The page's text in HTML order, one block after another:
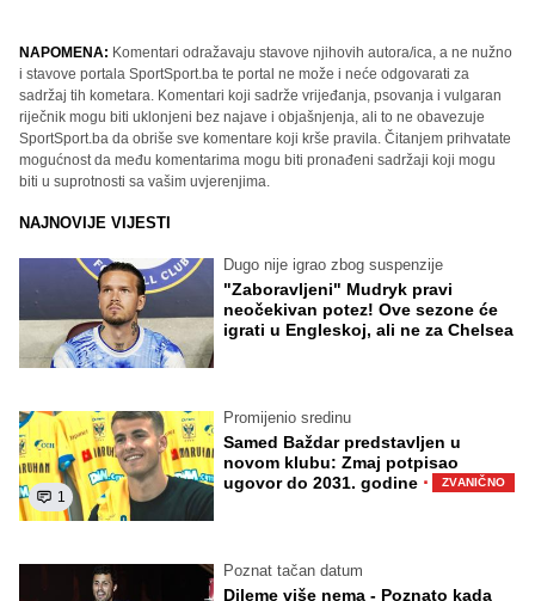
NAPOMENA: Komentari odražavaju stavove njihovih autora/ica, a ne nužno
i stavove portala SportSport.ba te portal ne može i neće odgovarati za
sadržaj tih kometara. Komentari koji sadrže vrijeđanja, psovanja i vulgaran
riječnik mogu biti uklonjeni bez najave i objašnjenja, ali to ne obavezuje
SportSport.ba da obriše sve komentare koji krše pravila. Čitanjem prihvatate
mogućnost da među komentarima mogu biti pronađeni sadržaji koji mogu
biti u suprotnosti sa vašim uvjerenjima.
NAJNOVIJE VIJESTI
Dugo nije igrao zbog suspenzije
"Zaboravljeni" Mudryk pravi
neočekivan potez! Ove sezone će
igrati u Engleskoj, ali ne za Chelsea
1
Promijenio sredinu
Samed Baždar predstavljen u
novom klubu: Zmaj potpisao
ugovor do 2031. godine · ZVANIČNO
Poznat tačan datum
Dileme više nema - Poznato kada